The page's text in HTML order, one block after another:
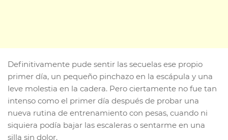
Definitivamente pude sentir las secuelas ese propio
primer día, un pequeño pinchazo en la escápula y una
leve molestia en la cadera. Pero ciertamente no fue tan
intenso como el primer día después de probar una
nueva rutina de entrenamiento con pesas, cuando ni
siquiera podía bajar las escaleras o sentarme en una
silla sin dolor.